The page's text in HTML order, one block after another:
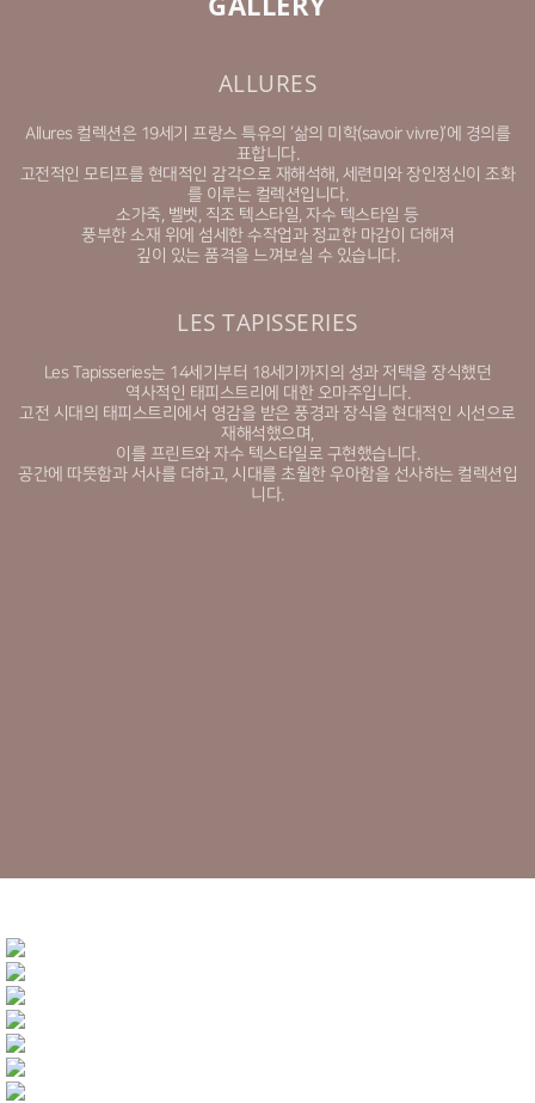
ALLURES
Allures 컬렉션은 19세기 프랑스 특유의 ‘삶의 미학(savoir vivre)’에 경의를
표합니다.
고전적인 모티프를 현대적인 감각으로 재해석해, 세련미와 장인정신이 조화
를 이루는 컬렉션입니다.
소가죽, 벨벳, 직조 텍스타일, 자수 텍스타일 등
풍부한 소재 위에 섬세한 수작업과 정교한 마감이 더해져
깊이 있는 품격을 느껴보실 수 있습니다.
LES TAPISSERIES
Les Tapisseries는 14세기부터 18세기까지의 성과 저택을 장식했던
역사적인 태피스트리에 대한 오마주입니다.
고전 시대의 태피스트리에서 영감을 받은 풍경과 장식을 현대적인 시선으로
재해석했으며,
이를 프린트와 자수 텍스타일로 구현했습니다.
공간에 따뜻함과 서사를 더하고, 시대를 초월한 우아함을 선사하는 컬렉션입
니다.